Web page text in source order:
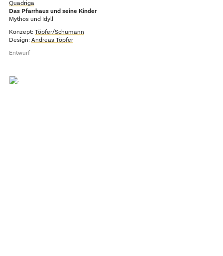
Quadriga
Das Pfarrhaus und seine Kinder
Mythos und Idyll
Konzept: Töpfer/Schumann
Design: Andreas Töpfer
Entwurf